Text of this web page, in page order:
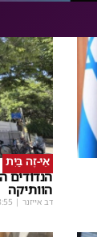
אֵי-זֶה בַּיִת
הנדודים
הוותיקה
דב אייזנר |